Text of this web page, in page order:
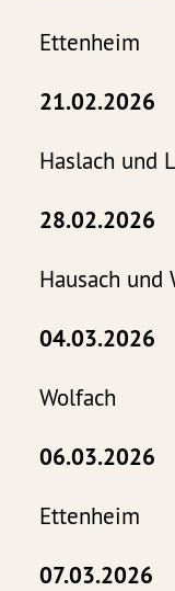
Ettenheim
21.02.2026
Haslach und
28.02.2026
Hausach und
04.03.2026
Wolfach
06.03.2026
Ettenheim
07.03.2026